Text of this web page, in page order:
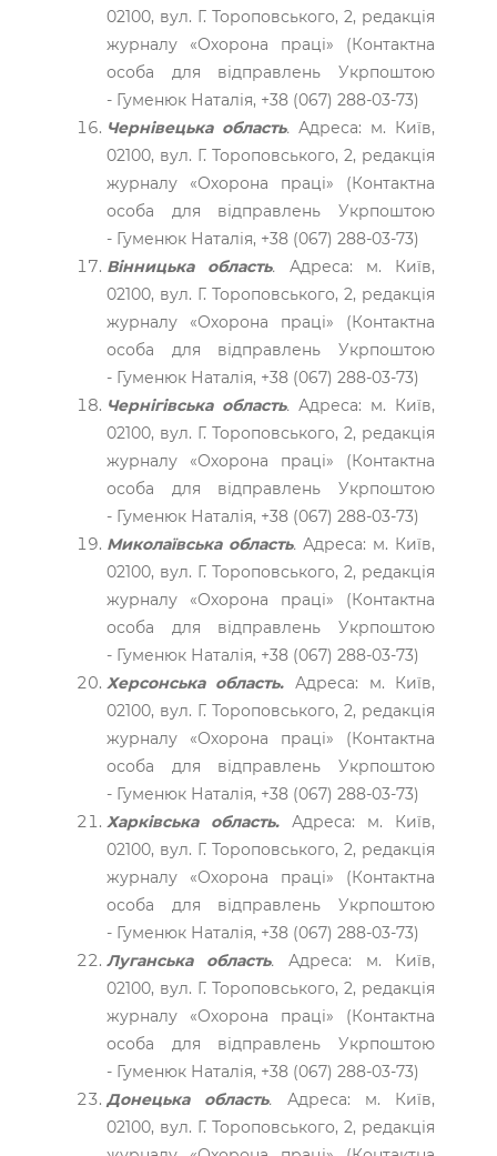
02100, вул. Г. Тороповського, 2, редакція
журналу «Охорона праці» (Контактна
особа для відправлень Укрпоштою
- Гуменюк Наталія, +38 (067) 288-03-73)
Чернівецька область.Адреса: м. Київ,
02100, вул. Г. Тороповського, 2, редакція
журналу «Охорона праці» (Контактна
особа для відправлень Укрпоштою
- Гуменюк Наталія, +38 (067) 288-03-73)
Вінницька область. Адреса: м. Київ,
02100, вул. Г. Тороповського, 2, редакція
журналу «Охорона праці» (Контактна
особа для відправлень Укрпоштою
- Гуменюк Наталія, +38 (067) 288-03-73)
Чернігівська область.Адреса: м. Київ,
02100, вул. Г. Тороповського, 2, редакція
журналу «Охорона праці» (Контактна
особа для відправлень Укрпоштою
- Гуменюк Наталія, +38 (067) 288-03-73)
Миколаївська область.Адреса: м. Київ,
02100, вул. Г. Тороповського, 2, редакція
журналу «Охорона праці» (Контактна
особа для відправлень Укрпоштою
- Гуменюк Наталія, +38 (067) 288-03-73)
Херсонська область. Адреса: м. Київ,
02100, вул. Г. Тороповського, 2, редакція
журналу «Охорона праці» (Контактна
особа для відправлень Укрпоштою
- Гуменюк Наталія, +38 (067) 288-03-73)
Харківська область.Адреса: м. Київ,
02100, вул. Г. Тороповського, 2, редакція
журналу «Охорона праці» (Контактна
особа для відправлень Укрпоштою
- Гуменюк Наталія, +38 (067) 288-03-73)
Луганська область. Адреса: м. Київ,
02100, вул. Г. Тороповського, 2, редакція
журналу «Охорона праці» (Контактна
особа для відправлень Укрпоштою
- Гуменюк Наталія, +38 (067) 288-03-73)
Донецька область. Адреса: м. Київ,
02100, вул. Г. Тороповського, 2, редакція